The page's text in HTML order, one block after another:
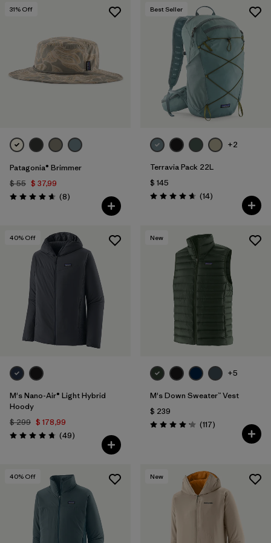
31% Off
Patagonia® Brimmer
$ 55 $ 37,99
Valoración: 4.6 / 5
(8Comentarios
)
Best Seller
+2
Terravia Pack 22L
$ 145
Valoración: 4.6 / 5
(14Comentarios
)
40% Off
M's Nano-Air® Light Hybrid
Hoody
$ 299 $ 178,99
Valoración: 4.8 / 5
(49Comentarios
)
New
+5
M's Down Sweater™ Vest
$ 239
Valoración: 4.2 / 5
(117Comentarios
)
40% Off New